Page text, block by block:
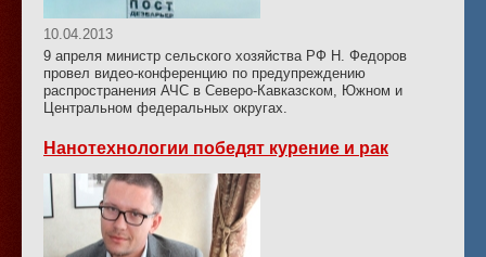
10.04.2013
9 апреля министр сельского хозяйства РФ Н. Федоров
провел видео-конференцию по предупреждению
распространения АЧС в Северо-Кавказском, Южном и
Центральном федеральных округах.
Нанотехнологии победят курение и рак